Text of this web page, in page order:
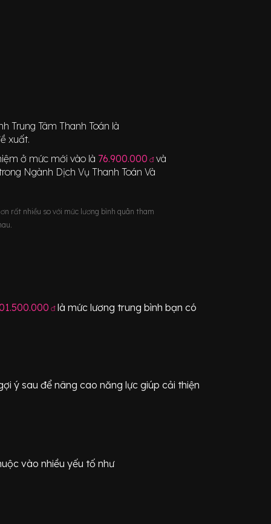
Trung Tâm Thanh Toán là
xuất.
ở mức mới vào là 76.900.000 đ và
Ngành Dịch Vụ Thanh Toán Và
rất nhiều so với mức lương bình quân tham
đlà mức lương trung bình bạn có
ý sau để nâng cao năng lực giúp cải thiện
vào nhiều yếu tố như